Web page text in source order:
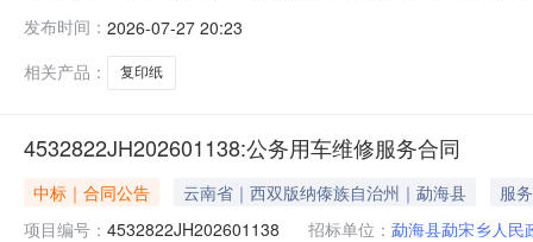
省西双版纳傣族自治州勐海县勐海镇沙河小镇一期一组
发布时间： 2026-07-27 20:23
相关产品：
复印纸
4532822JH202601138:公务用车维修服务合同
中标｜合同公告 云南省｜西双版纳傣族自治州｜勐海县
服
项目编号： 4532822JH202601138 招标单位： 勐海县勐宋乡人民